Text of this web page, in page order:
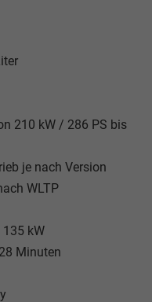
210 kW / 286 PS bis
je nach Version
WLTP
kW
Minuten